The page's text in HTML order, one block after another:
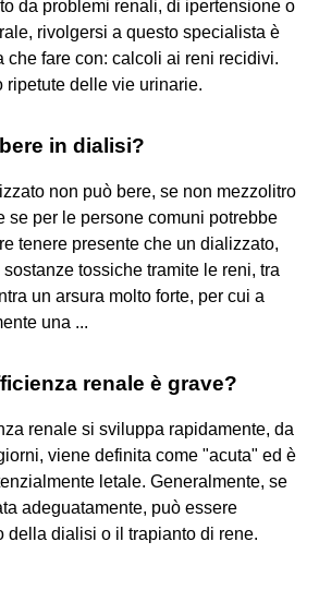
da problemi renali, di ipertensione o
rivolgersi a questo specialista è
che fare con: calcoli ai reni recidivi.
ripetute delle vie urinarie.
in dialisi?
non può bere, se non mezzolitro
se per le persone comuni potrebbe
tenere presente che un dializzato,
tossiche tramite le reni, tra
un arsura molto forte, per cui a
una ...
renale è grave?
renale si sviluppa rapidamente, da
viene definita come "acuta" ed è
letale. Generalmente, se
adeguatamente, può essere
della dialisi o il trapianto di rene.